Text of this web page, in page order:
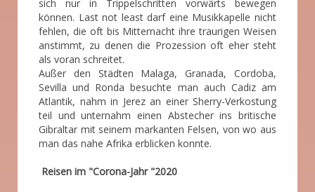
sich nur in Trippelschritten vorwärts bewegen
können. Last not least darf eine Musikkapelle nicht
fehlen, die oft bis Mitternacht ihre traurigen Weisen
anstimmt, zu denen die Prozession oft eher steht
als voran schreitet.
Außer den Städten Malaga, Granada, Cordoba,
Sevilla und Ronda besuchte man auch Cadiz am
Atlantik, nahm in Jerez an einer Sherry-Verkostung
teil und unternahm einen Abstecher ins britische
Gibraltar mit seinem markanten Felsen, von wo aus
man das nahe Afrika erblicken konnte.
Reisen im "Corona-Jahr "2020